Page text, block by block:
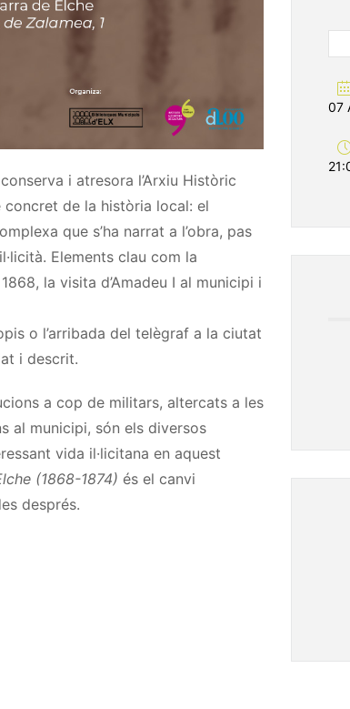
i atresora l’Arxiu Històric
concret de la història local: el
que s’ha narrat a l’obra, pas
Elements clau com la
la visita d’Amadeu I al municipi i
o l’arribada del telègraf a la ciutat
i descrit.
a cop de militars, altercats a les
al municipi, són els diversos
vida il·licitana en aquest
(1868-1874) és el canvi
després.
07